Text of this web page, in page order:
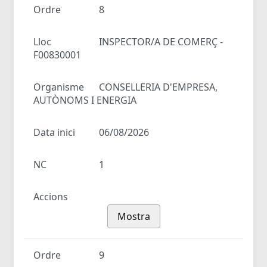
Ordre 8
Lloc
INSPECTOR/A DE COMERÇ -
F00830001
Organisme
CONSELLERIA D'EMPRESA,
AUTÒNOMS I ENERGIA
Data inici 06/08/2026
NC 1
Accions
Mostra
Ordre 9